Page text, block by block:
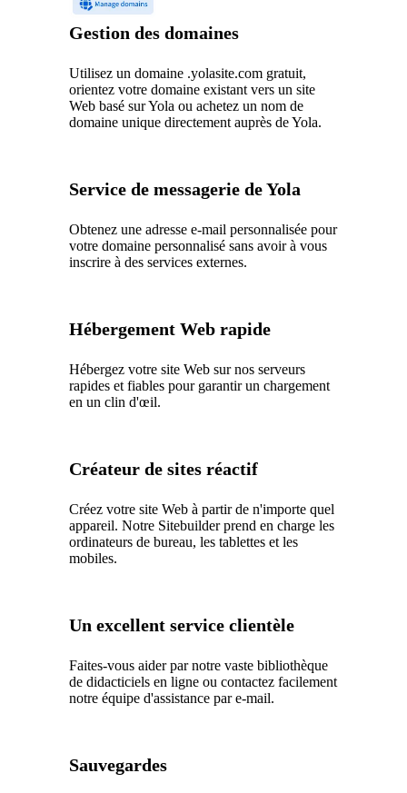
Gestion des domaines
Utilisez un domaine .yolasite.com gratuit,
orientez votre domaine existant vers un site
Web basé sur Yola ou achetez un nom de
domaine unique directement auprès de Yola.
Service de messagerie de Yola
Obtenez une adresse e-mail personnalisée pour
votre domaine personnalisé sans avoir à vous
inscrire à des services externes.
Hébergement Web rapide
Hébergez votre site Web sur nos serveurs
rapides et fiables pour garantir un chargement
en un clin d'œil.
Créateur de sites réactif
Créez votre site Web à partir de n'importe quel
appareil. Notre Sitebuilder prend en charge les
ordinateurs de bureau, les tablettes et les
mobiles.
Un excellent service clientèle
Faites-vous aider par notre vaste bibliothèque
de didacticiels en ligne ou contactez facilement
notre équipe d'assistance par e-mail.
Sauvegardes